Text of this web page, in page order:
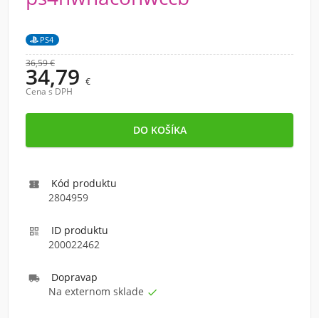
PS4
36,59 €
34,79 €
Cena s DPH

Kód produktu
2804959

ID produktu
200022462
 Dopravap
Na externom sklade 